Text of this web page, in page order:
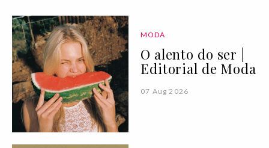
MODA
O alento do ser |
Editorial de Moda
07 Aug 2026